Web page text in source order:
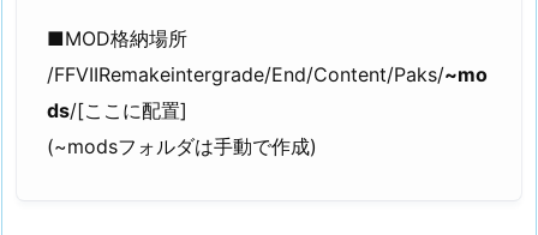
■MOD格納場所
/FFVIIRemakeintergrade/End/Content/Paks/~mo
ds/[ここに配置]
(~modsフォルダは手動で作成)